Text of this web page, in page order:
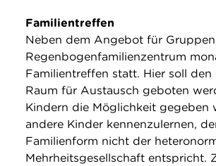
Familientreffen
Neben dem Angebot für
Regenbogenfamilienzentrum
Familientreffen statt. Hier soll den
Raum für Austausch geboten
Kindern die Möglichkeit gegeben
andere Kinder kennenzulernen,
Familienform nicht der
Mehrheitsgesellschaft entspricht.